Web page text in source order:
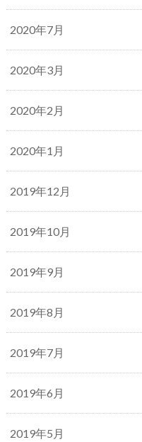
2020年7月
2020年3月
2020年2月
2020年1月
2019年12月
2019年10月
2019年9月
2019年8月
2019年7月
2019年6月
2019年5月